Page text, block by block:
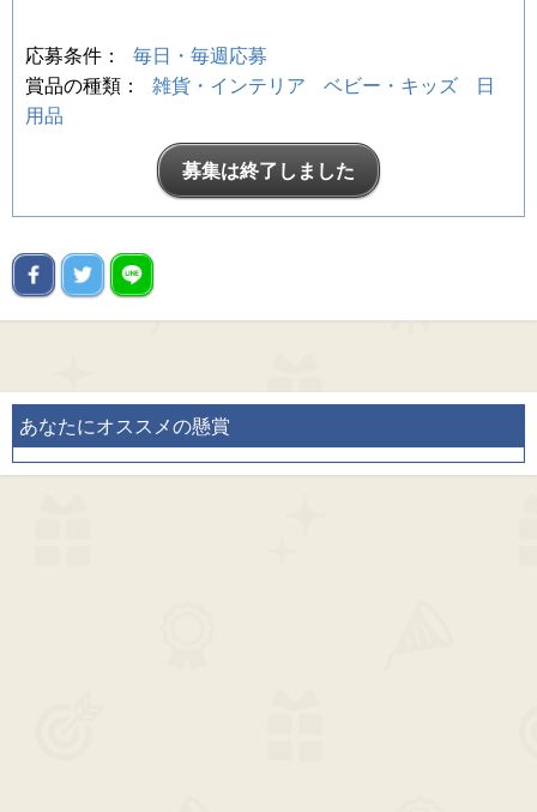
応募条件：
毎日・毎週応募
賞品の種類：
雑貨・インテリア ベビー・キッズ
日
用品
募集は終了しました
あなたにオススメの懸賞